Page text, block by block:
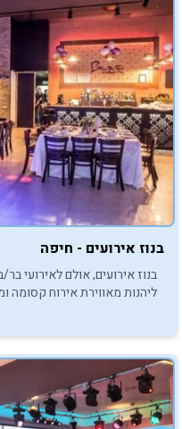
בנוז אירועים - חיפה
בנוז אירועים, אולם לאירועי
ליהנות מאווירת אירוח קסומה